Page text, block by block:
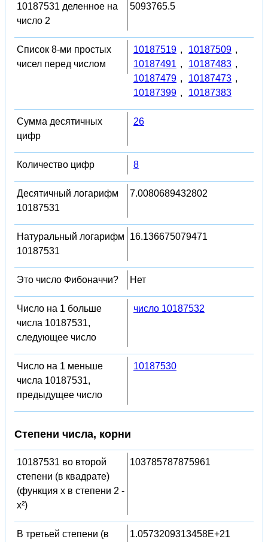
10187531 деленное на
число 2
5093765.5
Список 8-ми простых
чисел перед числом
10187519 , 10187509 ,
10187491 , 10187483 ,
10187479 , 10187473 ,
10187399 , 10187383
Сумма десятичных
цифр
26
Количество цифр 8
Десятичный логарифм
10187531
7.0080689432802
Натуральный логарифм
10187531
16.136675079471
Это число Фибоначчи? Нет
Число на 1 больше
числа 10187531,
следующее число
число 10187532
Число на 1 меньше
числа 10187531,
предыдущее число
10187530
Степени числа, корни
10187531 во второй
степени (в квадрате)
(функция x в степени 2 -
x²)
103785787875961
В третьей степени (в
1.0573209313458E+21